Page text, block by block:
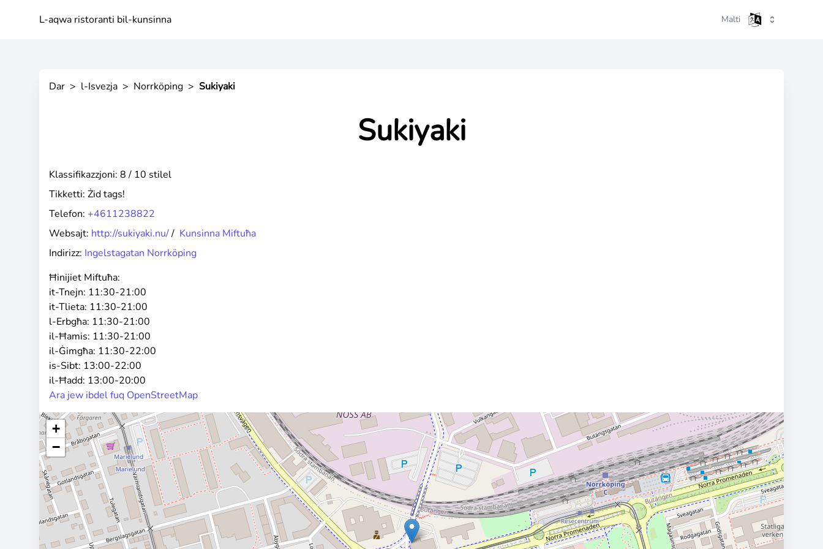
L-aqwa ristoranti bil-kunsinna Malti
Dar > l-Isvezja > Norrköping > Sukiyaki
Sukiyaki
Klassifikazzjoni: 8 / 10 stilel
Tikketti: Żid tags!
Telefon: +4611238822
Websajt: http://sukiyaki.nu// Kunsinna Miftuħa
Indirizz: Ingelstagatan Norrköping
Ħinijiet Miftuħa:
it-Tnejn: 11:30-21:00
it-Tlieta: 11:30-21:00
l-Erbgħa: 11:30-21:00
il-Ħamis: 11:30-21:00
il-Ġimgħa: 11:30-22:00
is-Sibt: 13:00-22:00
il-Ħadd: 13:00-20:00
Ara jew ibdel fuq OpenStreetMap
+
−